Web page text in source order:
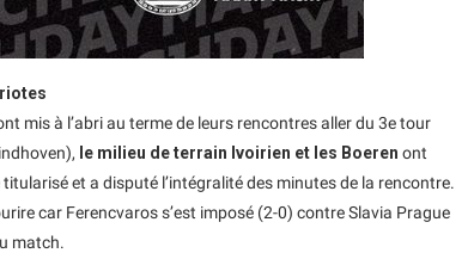
mis à l’abri au terme de leurs rencontres aller du 3e tour
le milieu de terrain Ivoirien et les Boeren ont
et a disputé l’intégralité des minutes de la rencontre.
car Ferencvaros s’est imposé (2-0) contre Slavia Prague
match.